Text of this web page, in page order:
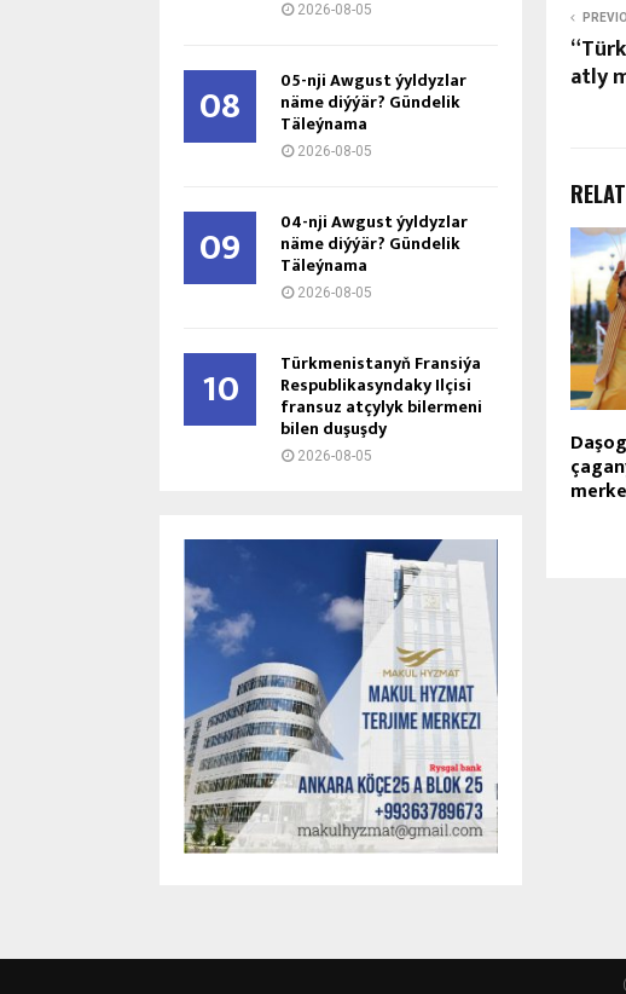
atly
2026-08-05
08 05-nji Awgust ýyldyzlar
näme diýýär? Gündelik
Täleýnama
2026-08-05
09 04-nji Awgust ýyldyzlar
näme diýýär? Gündelik
Täleýnama
2026-08-05
10 Türkmenistanyň Fransiýa
Respublikasyndaky Ilçisi
fransuz atçylyk bilermeni
bilen duşuşdy
2026-08-05